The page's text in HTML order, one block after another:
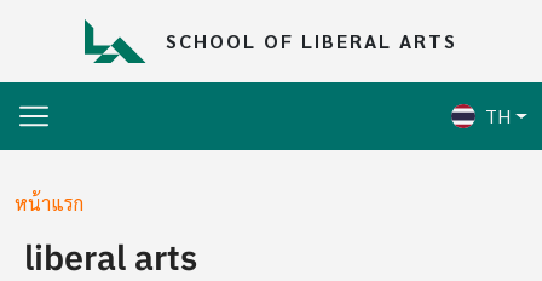
SCHOOL OF LIBERAL ARTS
TH
Breadcrumb
หน้าแรก
liberal arts